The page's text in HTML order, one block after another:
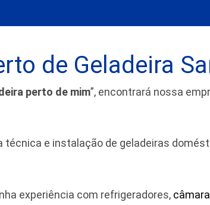
de Geladeira
perto de mim”, encontrará nossa
e instalação de geladeiras
experiência com refrigeradores,